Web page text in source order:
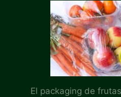
El packaging de